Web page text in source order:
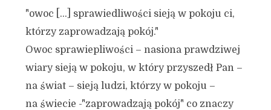
"owoc […] sprawiedliwości sieją w pokoju ci,
którzy zaprowadzają pokój."
Owoc sprawiepliwości – nasiona prawdziwej
wiary sieją w pokoju, w który przyszedł Pan –
na świat – sieją ludzi, którzy w pokoju –
na świecie -"zaprowadzają pokój" co znaczy